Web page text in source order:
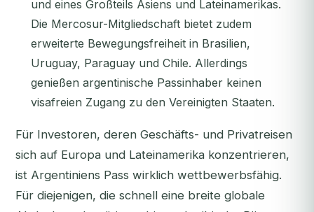
und eines Großteils Asiens und Lateinamerikas.
Die Mercosur-Mitgliedschaft bietet zudem
erweiterte Bewegungsfreiheit in Brasilien,
Uruguay, Paraguay und Chile. Allerdings
genießen argentinische Passinhaber keinen
visafreien Zugang zu den Vereinigten Staaten.
Für Investoren, deren Geschäfts- und Privatreisen
sich auf Europa und Lateinamerika konzentrieren,
ist Argentiniens Pass wirklich wettbewerbsfähig.
Für diejenigen, die schnell eine breite globale